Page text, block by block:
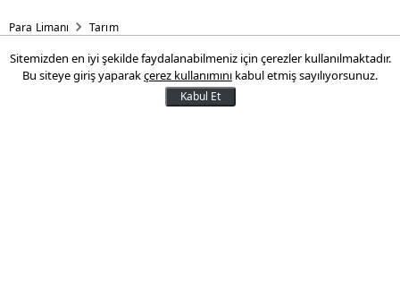
Para Limanı Tarım
Etliye sütlüye müdahale
Sitemizden en iyi şekilde faydalanabilmeniz için çerezler kullanılmaktadır.
Bu siteye giriş yaparakçerez kullanımını kabul etmiş sayılıyorsunuz.
Kabul Et